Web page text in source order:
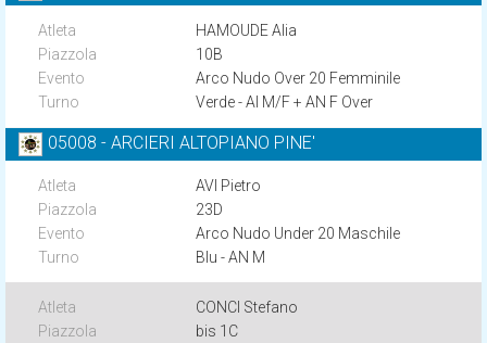
HAMOUDE Alia
10B
Arco Nudo Over 20 Femminile
Verde - AI M/F + AN F Over
05008 - ARCIERI ALTOPIANO PINE'
AVI Pietro
23D
Arco Nudo Under 20 Maschile
Blu - AN M
CONCI Stefano
bis 1C